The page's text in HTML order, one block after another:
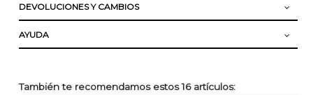
DEVOLUCIONES Y CAMBIOS
AYUDA
También te recomendamos estos 16 artículos: